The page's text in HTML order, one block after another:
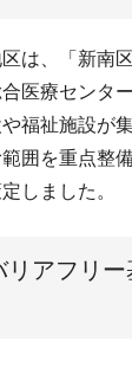
は、「新南
医療センタ
福祉施設が
囲を重点整
しました。
アフリー